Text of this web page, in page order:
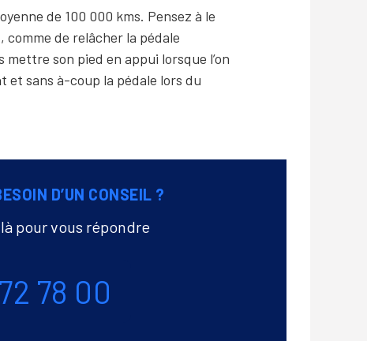
de 100 000 kms. Pensez à le
comme de relâcher la pédale
mettre son pied en appui lorsque l’on
et sans à-coup la pédale lors du
D’UN CONSEIL ?
pour vous répondre
78 00